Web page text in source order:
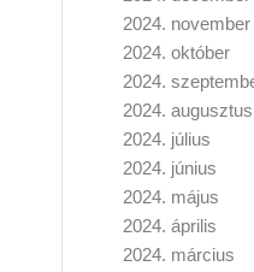
2024. november
2024. október
2024.
2024. augusztus
2024. július
2024. június
2024. május
2024. április
2024. március